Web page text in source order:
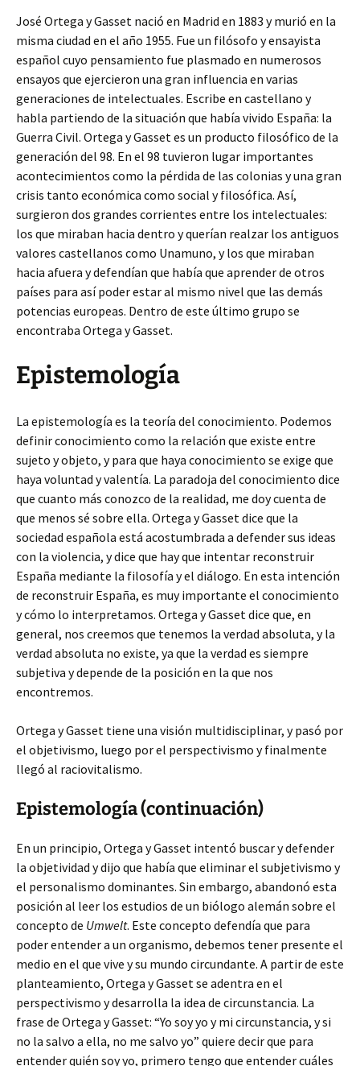
José Ortega y Gasset nació en Madrid en 1883 y murió en la
misma ciudad en el año 1955. Fue un filósofo y ensayista
español cuyo pensamiento fue plasmado en numerosos
ensayos que ejercieron una gran influencia en varias
generaciones de intelectuales. Escribe en castellano y
habla partiendo de la situación que había vivido España: la
Guerra Civil. Ortega y Gasset es un producto filosófico de la
generación del 98. En el 98 tuvieron lugar importantes
acontecimientos como la pérdida de las colonias y una gran
crisis tanto económica como social y filosófica. Así,
surgieron dos grandes corrientes entre los intelectuales:
los que miraban hacia dentro y querían realzar los antiguos
valores castellanos como Unamuno, y los que miraban
hacia afuera y defendían que había que aprender de otros
países para así poder estar al mismo nivel que las demás
potencias europeas. Dentro de este último grupo se
encontraba Ortega y Gasset.
Epistemología
La epistemología es la teoría del conocimiento. Podemos
definir conocimiento como la relación que existe entre
sujeto y objeto, y para que haya conocimiento se exige que
haya voluntad y valentía. La paradoja del conocimiento dice
que cuanto más conozco de la realidad, me doy cuenta de
que menos sé sobre ella. Ortega y Gasset dice que la
sociedad española está acostumbrada a defender sus ideas
con la violencia, y dice que hay que intentar reconstruir
España mediante la filosofía y el diálogo. En esta intención
de reconstruir España, es muy importante el conocimiento
y cómo lo interpretamos. Ortega y Gasset dice que, en
general, nos creemos que tenemos la verdad absoluta, y la
verdad absoluta no existe, ya que la verdad es siempre
subjetiva y depende de la posición en la que nos
encontremos.
Ortega y Gasset tiene una visión multidisciplinar, y pasó por
el objetivismo, luego por el perspectivismo y finalmente
llegó al raciovitalismo.
Epistemología (continuación)
En un principio, Ortega y Gasset intentó buscar y defender
la objetividad y dijo que había que eliminar el subjetivismo y
el personalismo dominantes. Sin embargo, abandonó esta
posición al leer los estudios de un biólogo alemán sobre el
concepto de Umwelt. Este concepto defendía que para
poder entender a un organismo, debemos tener presente el
medio en el que vive y su mundo circundante. A partir de este
planteamiento, Ortega y Gasset se adentra en el
perspectivismo y desarrolla la idea de circunstancia. La
frase de Ortega y Gasset: “Yo soy yo y mi circunstancia, y si
no la salvo a ella, no me salvo yo” quiere decir que para
entender quién soy yo, primero tengo que entender cuáles